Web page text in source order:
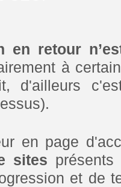
en retour
à
d'ailleurs
en page
sites
et de